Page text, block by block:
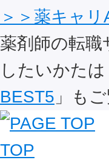
＞＞薬キャ
薬剤師の転
したいかたは
BEST5 」も
TOP